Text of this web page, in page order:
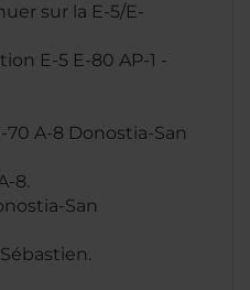
sur la E-5/E-
E-5 E-80 AP-1 -
A-8 Donostia-San
8.
San